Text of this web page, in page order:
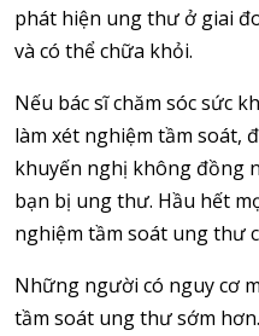
phát hiện ung thư ở giai
và có thể chữa khỏi.
Nếu bác sĩ chăm sóc sức
làm xét nghiệm tầm soát,
khuyến nghị không đồng
bạn bị ung thư. Hầu hết
nghiệm tầm soát ung thư
Những người có nguy cơ
tầm soát ung thư sớm